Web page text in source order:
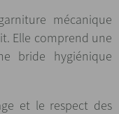
mécanique
Elle comprend une
bride hygiénique
et le respect des